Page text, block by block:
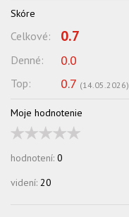
Skóre
Celkové: 0.7
Denné: 0.0
Top: 0.7 (14.05.2026)
Moje hodnotenie
hodnotení: 0
videní: 20